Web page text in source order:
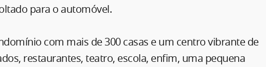
para o automóvel.
com mais de 300 casas e um centro vibrante de
restaurantes, teatro, escola, enfim, uma pequena